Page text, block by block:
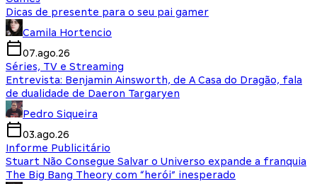
Dicas de presente para o seu pai gamer
Camila Hortencio
07.ago.26
Séries, TV e Streaming
Entrevista: Benjamin Ainsworth, de A Casa do Dragão, fala
de dualidade de Daeron Targaryen
Pedro Siqueira
03.ago.26
Informe Publicitário
Stuart Não Consegue Salvar o Universo expande a franquia
The Big Bang Theory com “herói” inesperado